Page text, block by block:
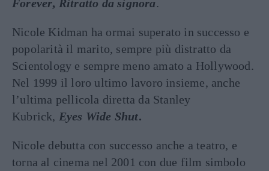
Forever, Ritratto da signora.
Nicole Kidman ha ormai superato in successo e
popolarità il marito, sempre più distratto da
Scientology e sempre meno amato a Hollywood.
Nel 1999 il loro ultimo lavoro insieme, anche
l’ultima pellicola diretta da Stanley
Kubrick, Eyes Wide Shut.
Nicole debutta con successo anche a teatro, e
torna al cinema nel 2001 con due film simbolo